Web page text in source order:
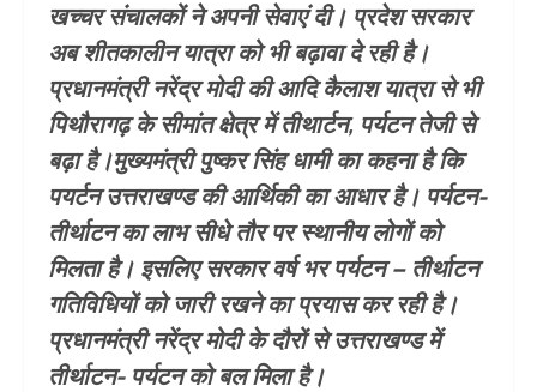
खच्चर संचालकों ने अपनी सेवाएं दी। प्रदेश सरकार
अब शीतकालीन यात्रा को भी बढ़ावा दे रही है।
प्रधानमंत्री नरेंद्र मोदी की आदि कैलाश यात्रा से भी
पिथौरागढ़ के सीमांत क्षेत्र में तीथार्टन, पर्यटन तेजी से
बढ़ा है।मुख्यमंत्री पुष्कर सिंह धामी का कहना है कि
पयर्टन उत्तराखण्ड की आर्थिकी का आधार है। पर्यटन-
तीर्थाटन का लाभ सीधे तौर पर स्थानीय लोगों को
मिलता है। इसलिए सरकार वर्ष भर पर्यटन – तीर्थाटन
गतिविधियों को जारी रखने का प्रयास कर रही है।
प्रधानमंत्री नरेंद्र मोदी के दौरों से उत्तराखण्ड में
तीर्थाटन- पर्यटन को बल मिला है।